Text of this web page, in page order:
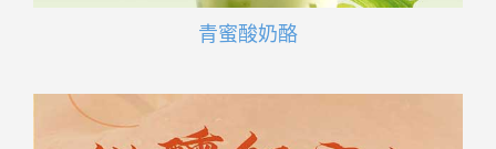
青蜜酸奶酪